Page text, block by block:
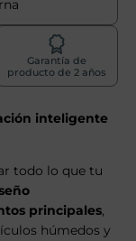
Garantía de
producto de 2 años
inteligente
todo lo que tu
principales,
húmedos y